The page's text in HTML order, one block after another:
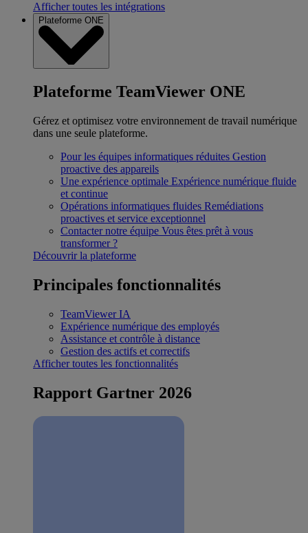
Afficher toutes les intégrations
Plateforme ONE
Plateforme TeamViewer ONE
Gérez et optimisez votre environnement de travail numérique
dans une seule plateforme.
Pour les équipes informatiques réduites Gestion
proactive des appareils
Une expérience optimale Expérience numérique fluide
et continue
Opérations informatiques fluides Remédiations
proactives et service exceptionnel
Contacter notre équipe Vous êtes prêt à vous
transformer ?
Découvrir la plateforme
Principales fonctionnalités
TeamViewer IA
Expérience numérique des employés
Assistance et contrôle à distance
Gestion des actifs et correctifs
Afficher toutes les fonctionnalités
Rapport Gartner 2026